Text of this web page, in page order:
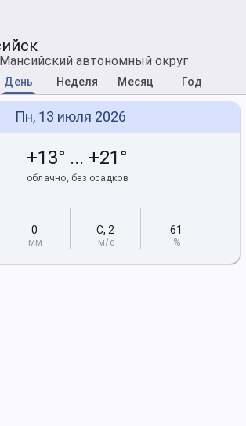
автономный округ
День Неделя Месяц Год
Пн, 13 июля 2026
+13° ... +21°
облачно, без осадков
0
мм
С, 2
м/с
61
%